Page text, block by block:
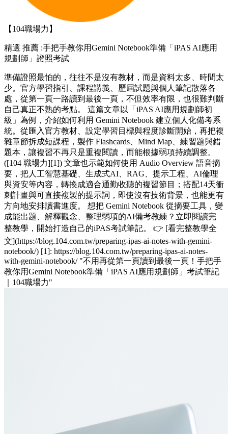
【104職場力】
精選 推薦 :手把手教你用Gemini Notebook準備「iPAS AI應用
規劃師」證照考試
準備證照最怕的，往往不是沒有教材，而是資料太多、時間太
少。官方學習指引、課程講義、歷屆試題與個人筆記散落各
處，從第一頁一路讀到最後一頁，不但效率有限，也很難判斷
自己真正不熟的考點。 這篇文章以「iPAS AI應用規劃師初
級」為例，介紹如何利用 Gemini Notebook 建立個人化備考系
統。從匯入官方教材、設定學習目標與程度診斷開始，再把複
雜章節拆成短課程，製作 Flashcards、Mind Map、練習題與錯
題本，讓複習不再只是重複閱讀，而能根據弱項持續調整。
([104 職場力][1]) 文章也示範如何使用 Audio Overview 語音摘
要，把人工智慧基礎、生成式AI、RAG、提示工程、AI倫理
與資安等內容，轉換成適合通勤收聽的複習節目；搭配14天衝
刺計畫與可直接複製的提示詞，即使沒有技術背景，也能更有
方向地安排讀書進度。 想把 Gemini Notebook 從摘要工具，變
成能出題、解釋觀念、整理弱項的AI備考教練？立即閱讀完
整教學，開始打造自己的iPAS考試筆記。 👉 [看完整教學全
文](https://blog.104.com.tw/preparing-ipas-ai-notes-with-gemini-
notebook/) [1]: https://blog.104.com.tw/preparing-ipas-ai-notes-
with-gemini-notebook/ "不用再從第一頁讀到最後一頁！手把手
教你用Gemini Notebook準備「iPAS AI應用規劃師」考試筆記
｜104職場力"